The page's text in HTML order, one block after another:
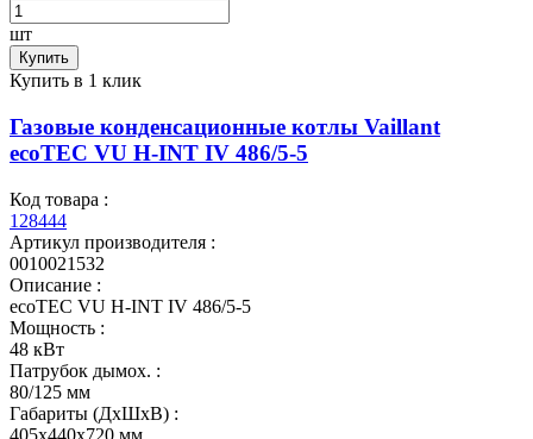
шт
Купить
Купить в 1 клик
Газовые конденсационные котлы Vaillant
ecoTEC VU H-INT IV 486/5-5
Код товара :
128444
Артикул производителя :
0010021532
Описание :
ecoTEC VU H-INT IV 486/5-5
Мощность :
48 кВт
Патрубок дымох. :
80/125 мм
Габариты (ДхШхВ) :
405x440x720 мм